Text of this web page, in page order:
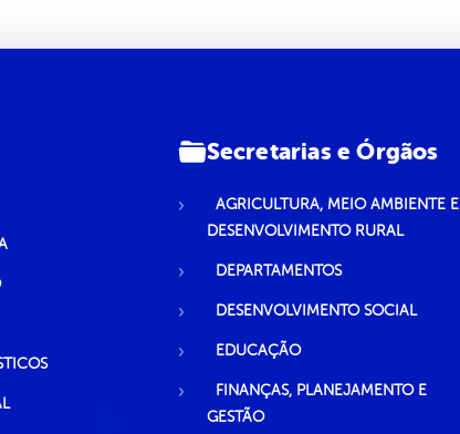
Secretarias e Órgãos
AGRICULTURA, MEIO AMBIENTE E
DESENVOLVIMENTO RURAL
DEPARTAMENTOS
DESENVOLVIMENTO SOCIAL
EDUCAÇÃO
FINANÇAS, PLANEJAMENTO E
GESTÃO